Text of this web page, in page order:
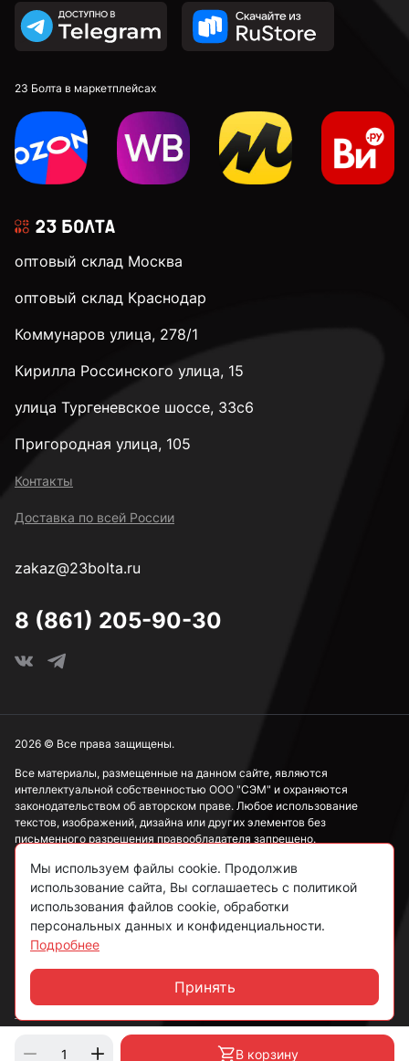
В корзину
23 Болта в маркетплейсах
оптовый склад Москва
оптовый склад Краснодар
Коммунаров улица, 278/1
Кирилла Россинского улица, 15
улица Тургеневское шоссе, 33с6
Пригородная улица, 105
Контакты
Доставка по всей России
zakaz@23bolta.ru
8 (861) 205-90-30
Все материалы, размещенные на данном сайте, являются
интеллектуальной собственностью ООО "СЭМ" и охраняются
законодательством об авторском праве. Любое использование
текстов, изображений, дизайна или других элементов без
письменного разрешения правообладателя запрещено.
Информация, представленная на сайте, носит исключительно
ознакомительный характер и не может рассматриваться как
публичная оферта в соответствии со ст. 437 ГК РФ.
Политика конфиденциальности
Согласие на обработку данных
Пользовательское соглашение
2026 © Все права защищены.
Мы используем файлы cookie. Продолжив
использование сайта, Вы соглашаетесь с политикой
использования файлов cookie, обработки
персональных данных и конфиденциальности.
Подробнее
Принять
Чат